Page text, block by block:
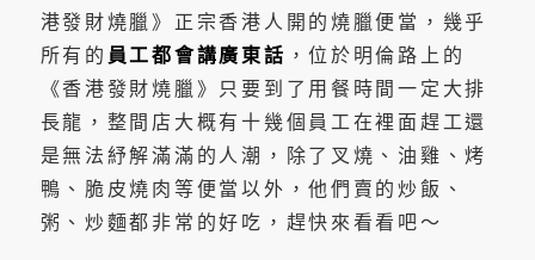
港發財燒臘》正宗香港人開的燒臘便當，幾乎
所有的 員工都會講廣東話 ，位於明倫路上的
《香港發財燒臘》只要到了用餐時間一定大排
長龍，整間店大概有十幾個員工在裡面趕工還
是無法紓解滿滿的人潮，除了叉燒、油雞、烤
鴨、脆皮燒肉等便當以外，他們賣的炒飯、
粥、炒麵都非常的好吃，趕快來看看吧～